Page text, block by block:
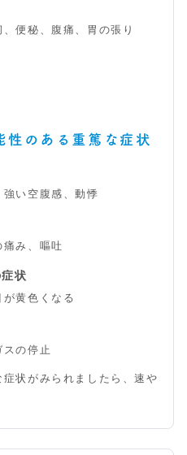
便秘、腹痛、胃の張り
性のある重篤な症状
い空腹感、動悸
み、嘔吐
状
黄色くなる
の停止
状がみられましたら、速や